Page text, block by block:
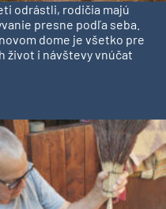
odrástli, rodičia majú
presne podľa seba.
dome je všetko pre
život i návštevy vnúčat